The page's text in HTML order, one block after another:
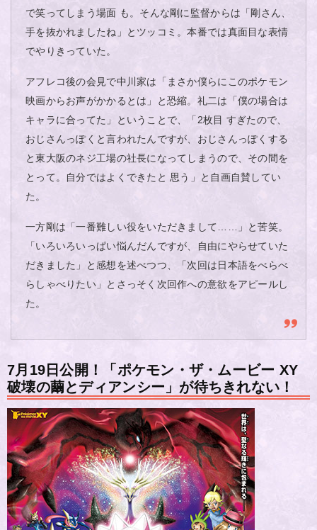
で笑ってしまう場面 も。そんな剛に監督からは「剛さん、
手を抜かれましたね」とツッコミ。本番では真面目な表情
でやりきっていた。
アフレコ後の会見で中川家は「まさか僕らにこのポケモン
映画からお声がかかるとは」と恐縮。礼二は「僕の場合は
キャラに合ってた」ということで、「2枚目 すぎたので、
おじさんっぽくと言われたんですが、おじさんっぽくする
と東大阪のネジ工場の社長になってしまうので、その間を
とって。自分ではよくできたと 思う」と自画自賛してい
た。
一方剛は「一番難しい役をいただきまして……」と苦笑。
「いろいろいっぱい悩んだんですが、自由にやらせていた
だきました」と感想を述べつつ、「次回は日本語をべらべ
らしゃべりたい」とさっそく次回作への意欲をアピールし
た。
7月19日公開！「ポケモン・ザ・ムービー XY
破壊の繭とディアンシー」が待ちきれない！